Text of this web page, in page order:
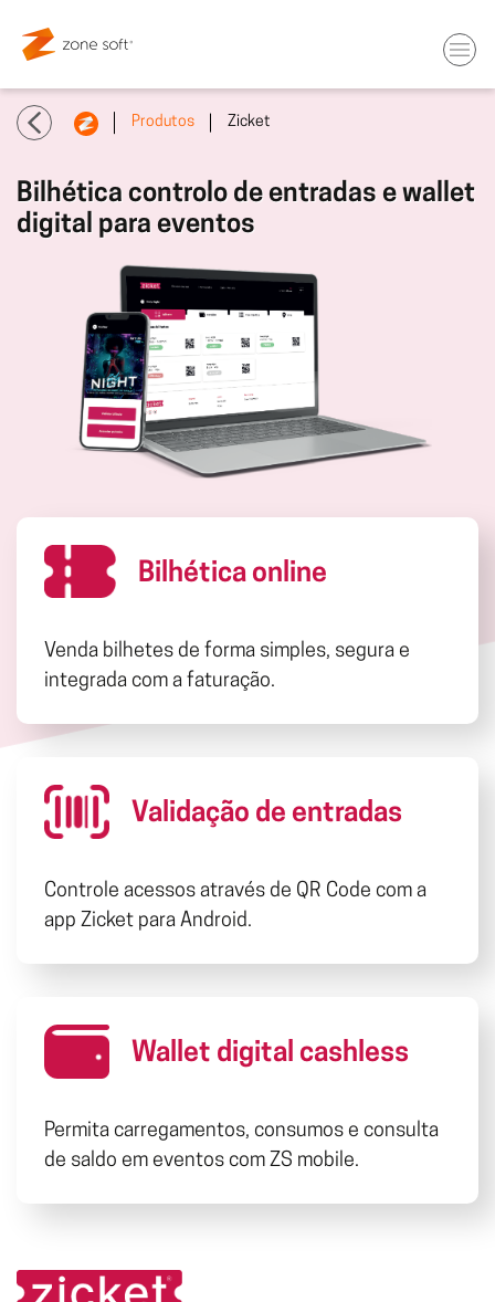
Produtos Zicket
Bilhética controlo de entradas e wallet
digital para eventos
Bilhética online
Venda bilhetes de forma simples, segura e
integrada com a faturação.
Validação de entradas
Controle acessos através de QR Code com a
app Zicket para Android.
Wallet digital cashless
Permita carregamentos, consumos e consulta
de saldo em eventos com ZS mobile.